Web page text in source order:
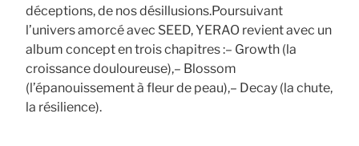
déceptions, de nos désillusions.​ ​ Poursuivant
l’univers amorcé avec SEED, YERAO revient avec un
album concept en trois chapitres :​ – Growth (la
croissance douloureuse),​ – Blossom
(l’épanouissement à fleur de peau),​ – Decay (la chute,
la résilience).